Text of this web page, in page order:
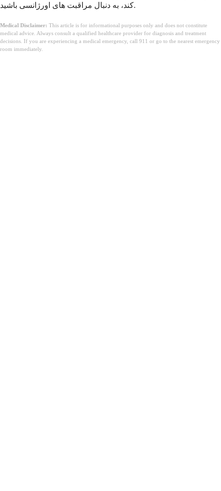
کند، به دنبال مراقبت های اورژانسی باشید.
Medical Disclaimer: This article is for informational purposes only and does not constitute
medical advice. Always consult a qualified healthcare provider for diagnosis and treatment
decisions. If you are experiencing a medical emergency, call 911 or go to the nearest emergency
room immediately.